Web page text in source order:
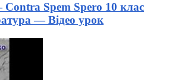
Spem Spero 10 клас
— Відео урок